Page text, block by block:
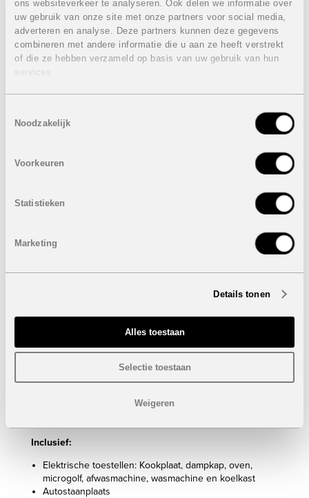
ons websiteverkeer te analyseren. Ook delen we informatie over
uw gebruik van onze site met onze partners voor social media,
adverteren en analyse. Deze partners kunnen deze gegevens
combineren met andere informatie die u aan ze heeft verstrekt
of die ze hebben verzameld op basis van uw gebruik van hun
services.
Noodzakelijk
Voorkeuren
Statistieken
Marketing
Details tonen
Alles toestaan
Selectie toestaan
Weigeren
Terras: van 25 m² tot 29 m²
Prijzen van294.900 euro tot324.900 euro
Eigenschappen penthouse appartementen op de
tweede verdieping:
Terras: van 28 m² tot 53 m²
Prijzen van
gelijkvloerse verdieping:
2 Badkamers
Bebouwde oppervlakte: 77 m²
Tuin: van 57 m² tot 64 m²
324.900 euro
Bebouwde oppervlakte: 74 m²
Terras: 12 m²
Inclusief:
Elektrische toestellen: Kookplaat, dampkap, oven,
microgolf, afwasmachine, wasmachine en koelkast
Autostaanplaats